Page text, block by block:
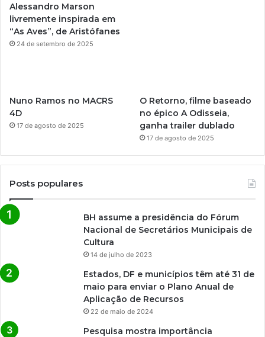
Alessandro Marson
livremente inspirada em
“As Aves”, de Aristófanes
24 de setembro de 2025
Nuno Ramos no MACRS
4D
17 de agosto de 2025
O Retorno, filme baseado
no épico A Odisseia,
ganha trailer dublado
17 de agosto de 2025
Posts populares
BH assume a presidência do Fórum
Nacional de Secretários Municipais de
Cultura
14 de julho de 2023
Estados, DF e municípios têm até 31 de
maio para enviar o Plano Anual de
Aplicação de Recursos
22 de maio de 2024
Pesquisa mostra importância